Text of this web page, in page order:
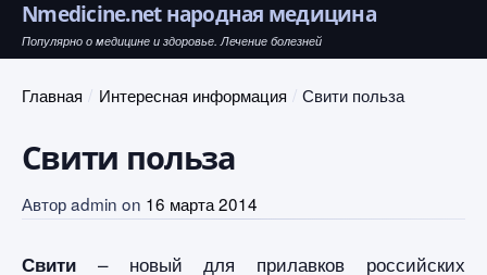
Nmedicine.net народная медицина
Популярно о медицине и здоровье. Лечение болезней
Главная Интересная информация Свити польза
Свити польза
Авторadmin on 16 марта 2014
Свити – новый для прилавков российских